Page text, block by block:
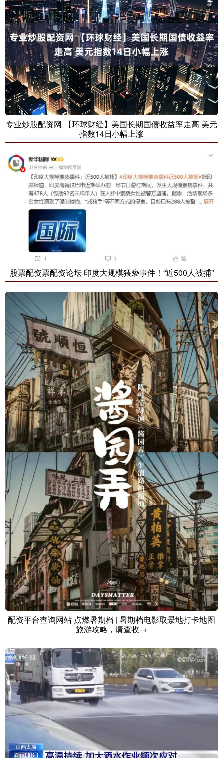
专业炒股配资网 【环球财经】美国长期国债收益率走高 美元
指数14日小幅上涨
股票配资票配资论坛 印度大规模猥亵事件！“近500人被捕”
配资平台查询网站 点燃暑期档 | 暑期档电影取景地打卡地图
旅游攻略，请查收→